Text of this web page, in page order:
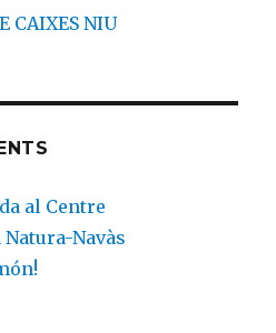
CAIXES NIU
al Centre
Navàs